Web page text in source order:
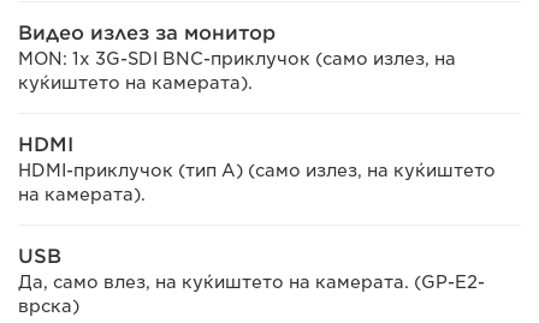
Видео излез за монитор
MON: 1x 3G-SDI BNC-приклучок (само излез, на
куќиштето на камерата).
HDMI
HDMI-приклучок (тип A) (само излез, на куќиштето
на камерата).
USB
Да, само влез, на куќиштето на камерата. (GP-E2-
врска)